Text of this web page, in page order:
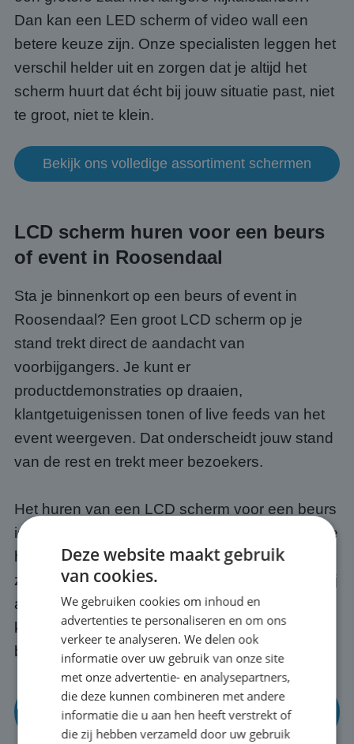
Dan kan een LED scherm of video wall een
betere keuze zijn. Onze specialisten leggen het
verschil helder uit en zorgen dat je altijd het
scherm huurt dat écht bij jouw situatie past, niet
te groot, niet te klein.
Bekijk ons volledige assortiment schermen
LCD scherm huren voor een beurs
of event in Roosendaal
Sta je binnenkort op een beurs of event in
Roosendaal? Een groot LCD scherm op je
stand trekt direct de aandacht van
voorbijgangers. Je kunt er
productdemonstraties op draaien,
klantgetuigenissen tonen of live feeds van het
event weergeven. Dat onderscheidt jouw stand
van de rest en trekt meer bezoekers.
Het huren van een LCD scherm voor een beurs
is ook gewoon slim vanuit kostenperspectief. Je
hebt toegang tot de nieuwste technologie
zonder de aanschafkosten vooraf. En omdat wij
alles regelen, transport, opbouw en afbraak,
kun jij je richten op op je presentatie en
bezoekers in Roosendaal.
Bekijk onze mogelijkheden voor beurzen en
events
Deze website maakt gebruik
van cookies.
We gebruiken cookies om inhoud en
advertenties te personaliseren en om ons
verkeer te analyseren. We delen ook
informatie over uw gebruik van onze site
met onze advertentie- en analysepartners,
die deze kunnen combineren met andere
informatie die u aan hen heeft verstrekt of
die zij hebben verzameld door uw gebruik